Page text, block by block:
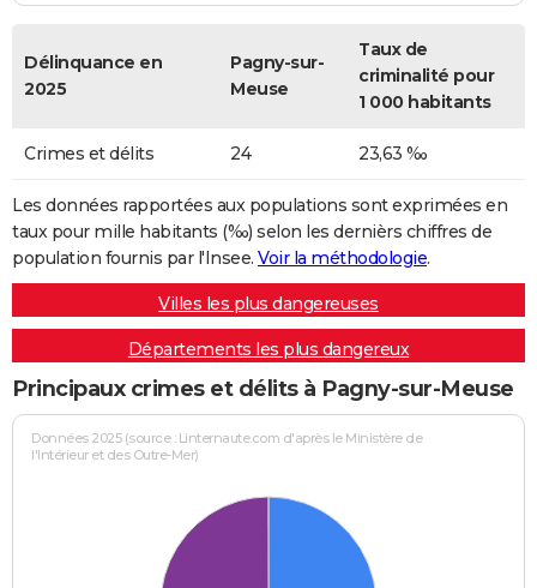
Délinquance en
2025
Pagny-sur-
Meuse
Taux de
criminalité pour
1 000 habitants
Crimes et délits 24 23,63 ‰
Les données rapportées aux populations sont exprimées en
taux pour mille habitants (‰) selon les dernièrs chiffres de
population fournis par l'Insee. Voir la méthodologie.
Villes les plus dangereuses
Départements les plus dangereux
Principaux crimes et délits à Pagny-sur-Meuse
Données 2025 (source : Linternaute.com d'après le Ministère de
l'Intérieur et des Outre-Mer)